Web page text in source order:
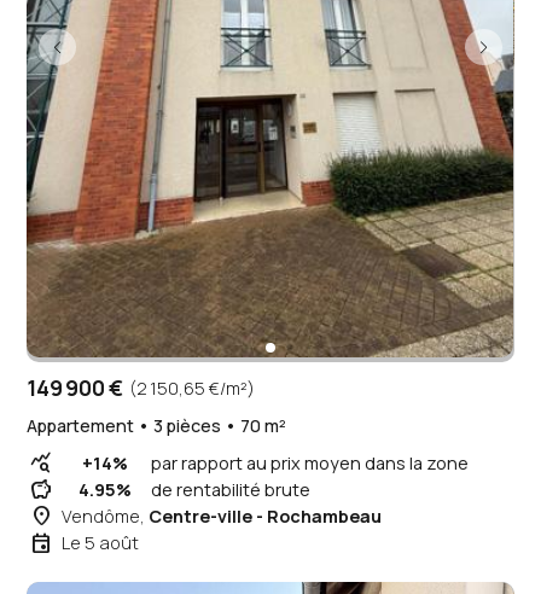
149 900 € (2 150,65 €/m²)
Appartement • 3 pièces • 70 m²
query_stats +14% par rapport au prix moyen dans la zone
savings 4.95% de rentabilité brute
place Vendôme, Centre-ville - Rochambeau
event Le 5 août